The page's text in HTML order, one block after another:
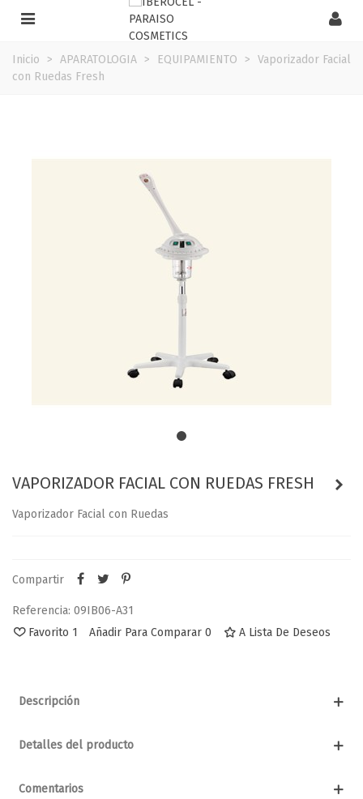
Inicio > APARATOLOGIA > EQUIPAMIENTO > Vaporizador Facial
con Ruedas Fresh
VAPORIZADOR FACIAL CON RUEDAS FRESH
Vaporizador Facial con Ruedas
Compartir
Referencia: 09IB06-A31
Favorito 1 Añadir Para Comparar 0 A Lista De Deseos
Descripción
Detalles del producto
Comentarios